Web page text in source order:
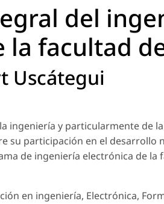
del
la facultad
Uscátegui
ingeniería y particularmente de
su participación en el desarrollo
de ingeniería electrónica de la
en ingeniería, Electrónica,